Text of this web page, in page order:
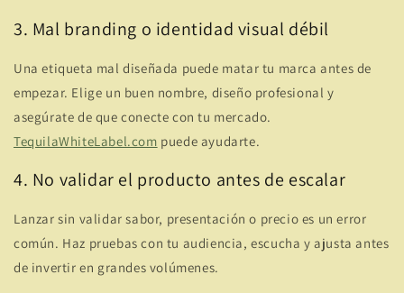
3. Mal branding o identidad visual débil
Una etiqueta mal diseñada puede matar tu marca antes de
empezar. Elige un buen nombre, diseño profesional y
asegúrate de que conecte con tu mercado.
TequilaWhiteLabel.com puede ayudarte.
4. No validar el producto antes de escalar
Lanzar sin validar sabor, presentación o precio es un error
común. Haz pruebas con tu audiencia, escucha y ajusta antes
de invertir en grandes volúmenes.